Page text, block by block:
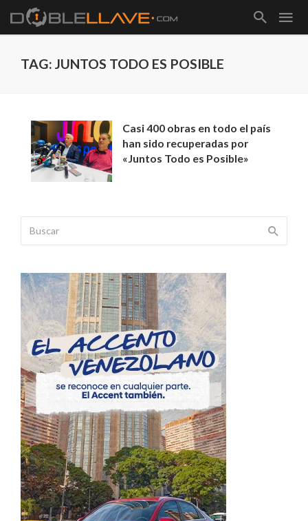
TAG: JUNTOS TODO ES POSIBLE
Casi 400 obras en todo el país
han sido recuperadas por
«Juntos Todo es Posible»